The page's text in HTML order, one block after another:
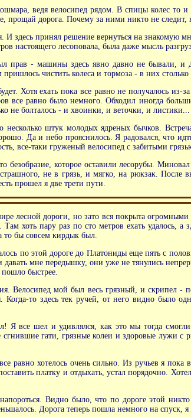
ведя велосипед рядом. В спицы колес то и
прощай дорога. Почему за ними никто не следит,
И здесь принял решение вернуться на знакомую
настоящего лесоповала, была даже мысль
прав - машины здесь явно давно не бывали, и
чистить колеса и тормоза - в них
Хотя ехать пока все равно не получалось
все равно было немного. Обходил иногда
не болталось - и хвоинки, и веточки, и
штук молодых ядреных бычков.
Да и небо прояснилось. Я радовался, что
все-таки груженый велосипед с забитыми
которое оставили лесорубы.
не в грязь, и мягко, на рюкзак.
прошел я две трети пути.
лесной дороги, но зато вся покрыта
хоть пару раз по сто метров ехать удалось,
то бы совсем кирдык был.
по этой дороге до Платониды еще пять с
мне передышку, они уже не тянулись
быстрее.
мой был весь грязный, и скрипел -
то здесь тек ручей, от него видно было
Я все шел и удивлялся, как это мы тогда
гати, грязные колеи и здоровые лужи с
равно хотелось очень сильно. Из ручьев я
платку и отдыхать, устал порядочно.
Видно было, что по дороге этой
Дорога теперь пошла немного на спуск,